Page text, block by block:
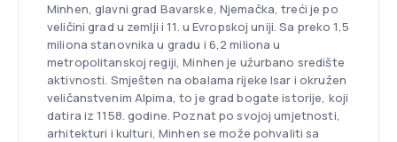
Minhen, glavni grad Bavarske, Njemačka, treći je po
veličini grad u zemlji i 11. u Evropskoj uniji. Sa preko 1,5
miliona stanovnika u gradu i 6,2 miliona u
metropolitanskoj regiji, Minhen je užurbano središte
aktivnosti. Smješten na obalama rijeke Isar i okružen
veličanstvenim Alpima, to je grad bogate istorije, koji
datira iz 1158. godine. Poznat po svojoj umjetnosti,
arhitekturi i kulturi, Minhen se može pohvaliti sa